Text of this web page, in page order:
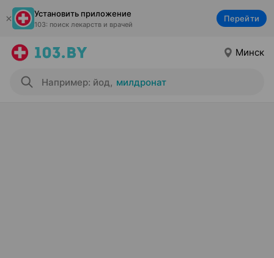
Установить приложение
103: поиск лекарств и врачей
Перейти
Минск
Например: йод, милдронат